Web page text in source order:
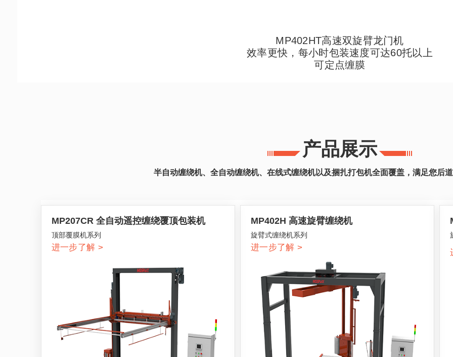
MP402HT高速双旋臂龙门机
效率更快，每小时包装速度可达60托以上
可定点缠膜
产品展示
半自动缠绕机、全自动缠绕机、在线式缠绕机以及捆扎打包机全面覆盖，满足您后
MP207CR 全自动遥控缠绕覆顶包装机
顶部覆膜机系列
进一步了解 >
MP402H 高速旋臂缠绕机
旋臂式缠绕机系列
进一步了解 >